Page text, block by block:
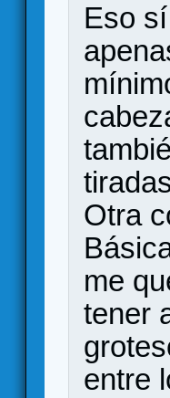
Eso
Otra
me
tener
entre